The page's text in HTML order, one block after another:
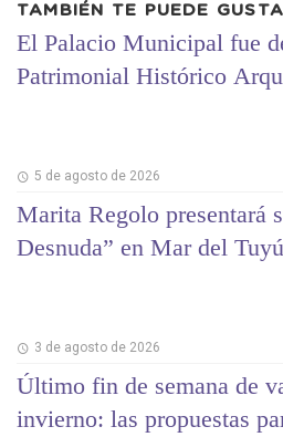
TAMBIÉN TE PUEDE
El Palacio Municipal fue
Patrimonial Histórico
5 de agosto de 2026
Marita Regolo presentará
Desnuda” en Mar del Tuyú
3 de agosto de 2026
Último fin de semana de
invierno: las propuestas